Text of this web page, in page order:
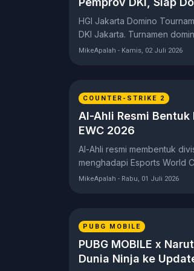
HGI Jakarta Domino
DKI Jakarta. Turnamen
dan menggerakkan ekonomi
MikeApalah - Kamis, 02 Juli 2026
COUNTER-STRIKE 2
Al-Ahli Resmi
EWC 2026
Al-Ahli resmi membentuk
menghadapi Esports World
MikeApalah - Rabu, 01 Juli 2026
PUBG MOBILE
PUBG MOBILE x
Dunia Ninja ke